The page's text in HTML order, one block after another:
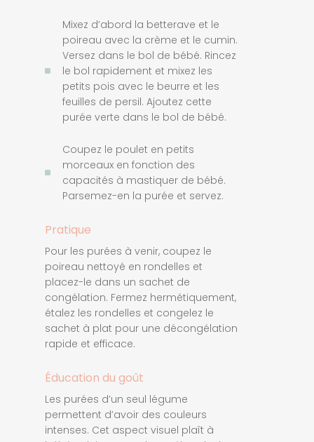
Mixez d’abord la betterave et le
poireau avec la crème et le cumin.
Versez dans le bol de bébé. Rincez
le bol rapidement et mixez les
petits pois avec le beurre et les
feuilles de persil. Ajoutez cette
purée verte dans le bol de bébé.
Coupez le poulet en petits
morceaux en fonction des
capacités à mastiquer de bébé.
Parsemez-en la purée et servez.
Pratique
Pour les purées à venir, coupez le
poireau nettoyé en rondelles et
placez-le dans un sachet de
congélation. Fermez hermétiquement,
étalez les rondelles et congelez le
sachet à plat pour une décongélation
rapide et efficace.
Éducation du goût
Les purées d’un seul légume
permettent d’avoir des couleurs
intenses. Cet aspect visuel plaît à